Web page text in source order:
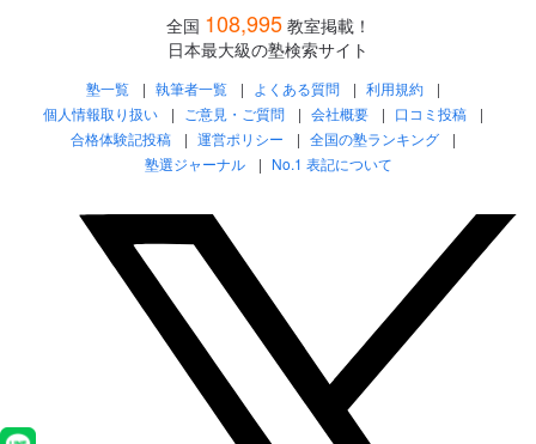
全国 108,995 教室掲載！
日本最大級の塾検索サイト
塾一覧 執筆者一覧 よくある質問
利用規約
個人情報取り扱い
ご意見・ご質問 会社概要
口コミ投稿
合格体験記投稿
運営ポリシー
全国の塾ランキング
塾選ジャーナル
No.1 表記について